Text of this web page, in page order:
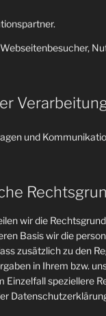
und
wir die
Basis wir die
zusätzlich zu den
in Ihrem bzw.
Einzelfall speziellere